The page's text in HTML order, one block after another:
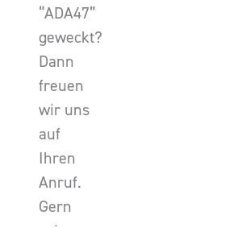
“ADA47”
geweckt?
Dann
freuen
wir uns
auf
Ihren
Anruf.
Gern